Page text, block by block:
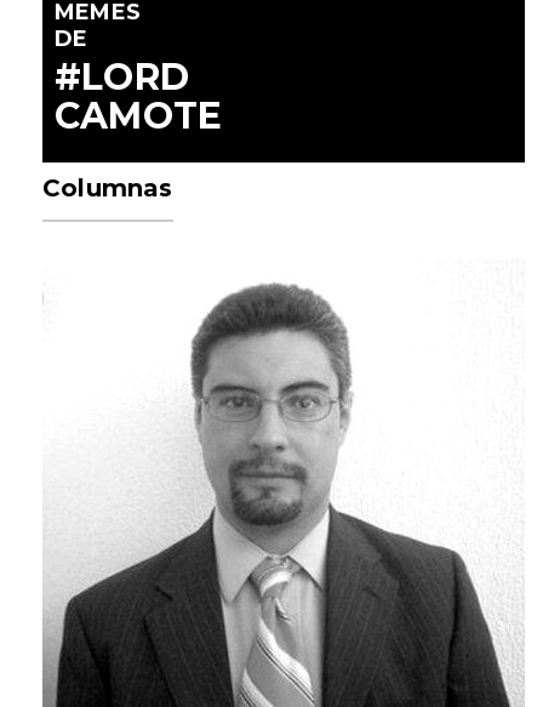
MEMES
DE
#LORD
CAMOTE
Columnas